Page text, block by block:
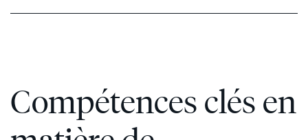
Compétences clés en